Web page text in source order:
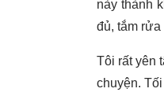
này thành
đủ, tắm
Tôi rất yên
chuyện.